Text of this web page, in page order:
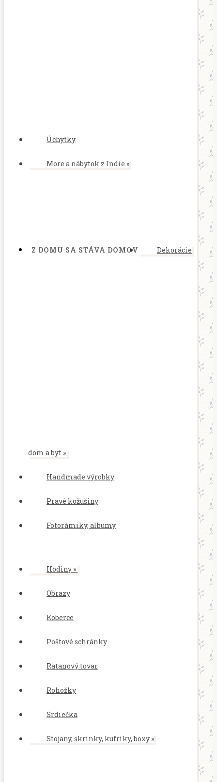
Úchytky
More a nábytok z Indie »
Z DOMU SA STÁVA DOMOV Dekorácie
dom a byt »
Handmade výrobky
Pravé kožušiny
Fotorámiky, albumy
Hodiny »
Obrazy
Koberce
Poštové schránky
Ratanový tovar
Rohožky
Srdiečka
Stojany, skrinky, kufriky, boxy »